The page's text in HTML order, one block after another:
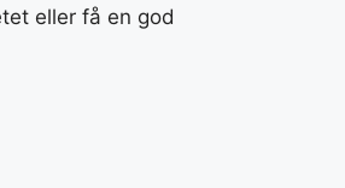
eller få en god